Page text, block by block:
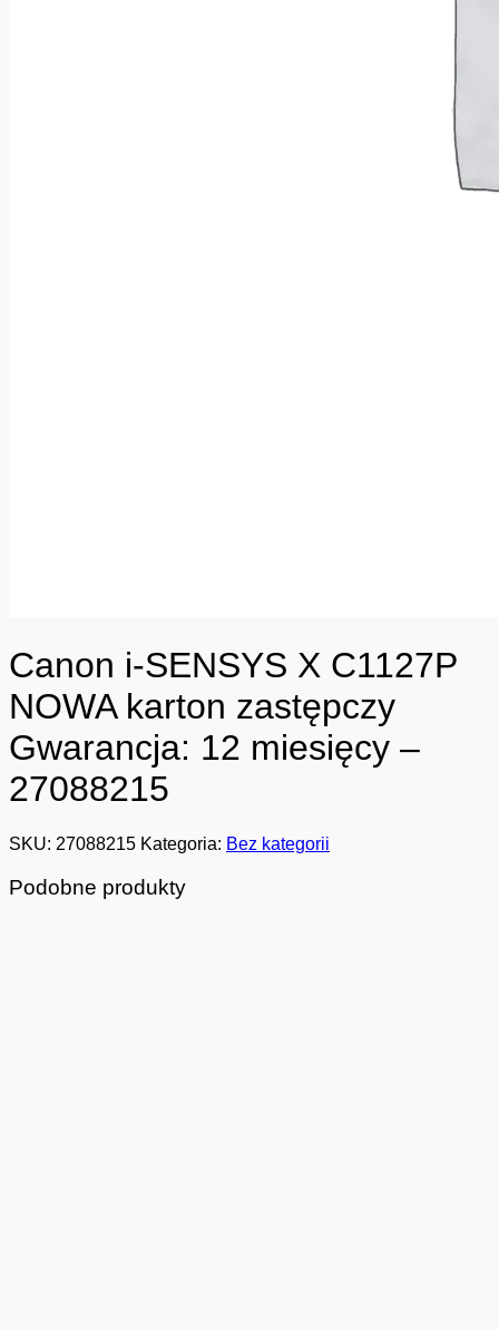
Canon i-SENSYS X C1127P
NOWA karton zastępczy
Gwarancja: 12 miesięcy –
27088215
SKU: 27088215 Kategoria: Bez kategorii
Podobne produkty